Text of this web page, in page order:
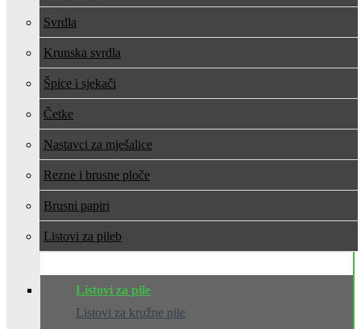
Svrdla
Krunska svrdla
Špice i sjekači
Četke
Nastavci za mješalice
Rezne i brusne ploče
Brusni papiri
Listovi za pile
Listovi za pile
Listovi za kružne pile